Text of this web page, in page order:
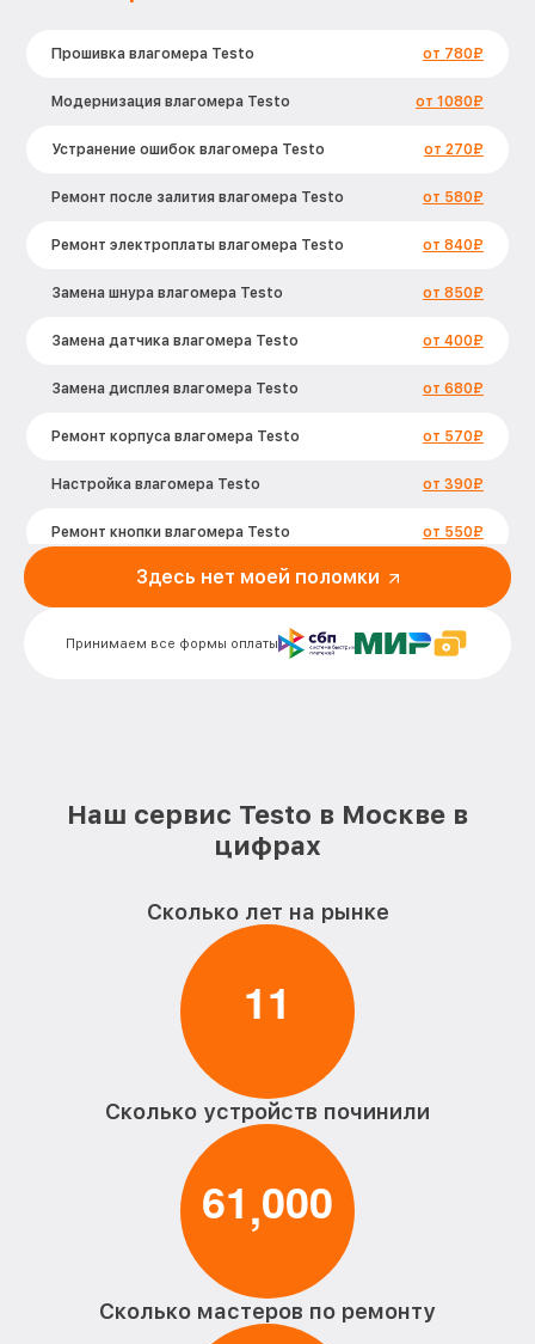
Прошивка влагомера Testo от 780₽
Модернизация влагомера Testo от 1080₽
Устранение ошибок влагомера Testo от 270₽
Ремонт после залития влагомера Testo от 580₽
Ремонт электроплаты влагомера Testo от 840₽
Замена шнура влагомера Testo от 850₽
Замена датчика влагомера Testo от 400₽
Замена дисплея влагомера Testo от 680₽
Ремонт корпуса влагомера Testo от 570₽
Настройка влагомера Testo от 390₽
Ремонт кнопки влагомера Testo от 550₽
Комплексная чистка влагомера Testo
Не включается влагомера Testo от 1000₽
Принимаем все формы оплаты
Здесь нет моей поломки
Наш сервис Testo в Москве в
цифрах
Сколько лет на рынке
11
Сколько устройств починили
61,000
Сколько мастеров по ремонту